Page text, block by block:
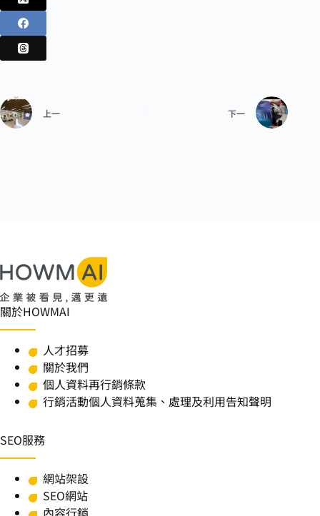
上一 下一
關於HOWMAI
人才招募
關於我們
個人資料再行銷條款
行銷活動個人資料蒐集、處理及利用告知聲明
SEO服務
網站架設
SEO網站
內容行銷